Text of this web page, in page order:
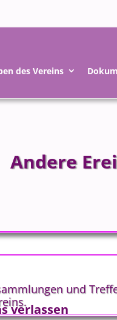
des Vereins
Andere
und
verlassen